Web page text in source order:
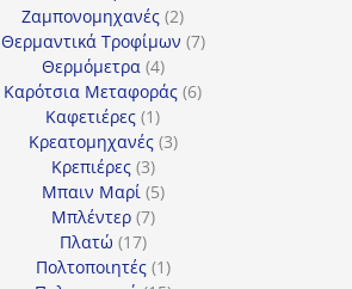
προϊόντα
Ζαμπονομηχανές 22
προϊόντα
Θερμαντικά Τροφίμων 77
Θερμόμετρα 44
προϊόντα
Καρότσια Μεταφοράς 66
Καφετιέρες 11
προϊόν
Κρεατομηχανές 33
Κρεπιέρες 33
προϊόντα
Μπαιν Μαρί 55
Μπλέντερ 77
Πλατώ 1717
προϊόντα
Πολτοποιητές 11